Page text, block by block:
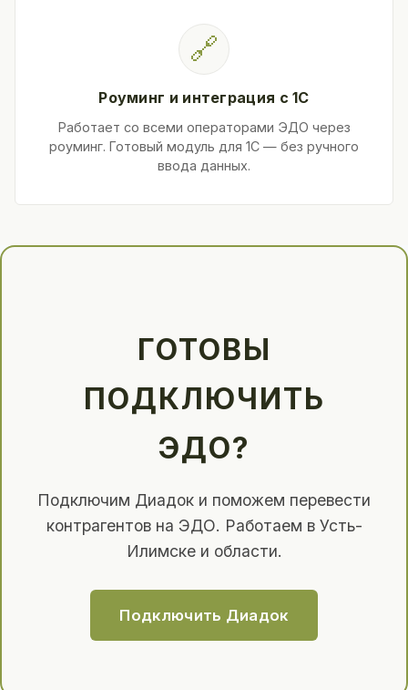
🔗
Роуминг и интеграция с 1С
Работает со всеми операторами ЭДО через
роуминг. Готовый модуль для 1С — без ручного
ввода данных.
ГОТОВЫ
ПОДКЛЮЧИТЬ
ЭДО?
Подключим Диадок и поможем перевести
контрагентов на ЭДО. Работаем в Усть-
Илимске и области.
Подключить Диадок